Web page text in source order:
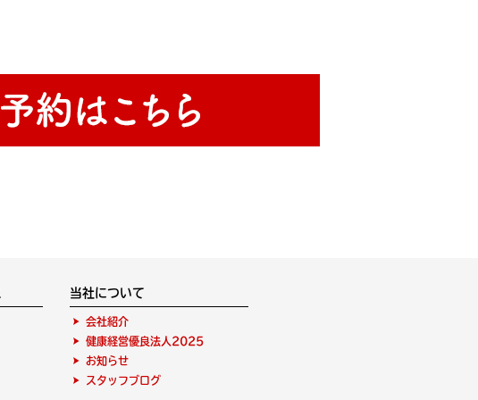
当社について
会社紹介
健康経営優良法人2025
お知らせ
スタッフブログ